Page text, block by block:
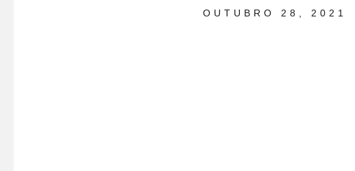
OUTUBRO 28, 2021